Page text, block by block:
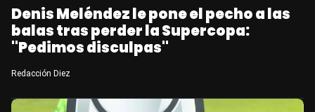
Denis Meléndez le pone el pecho a las
balas tras perder la Supercopa:
"Pedimos disculpas"
Redacción Diez